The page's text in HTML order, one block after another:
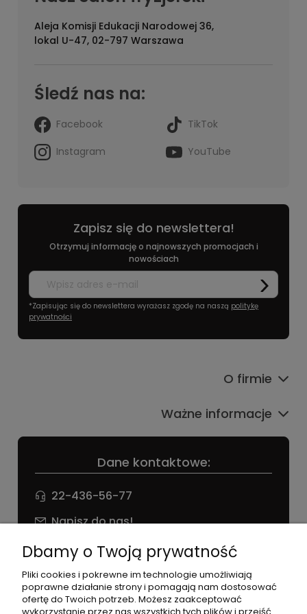
Aleja Komisji Edukacji Narodowej 36,
lokal U-47, 02-797 Warszawa
Śledź nas na:
Facebook
TikTok
Instagram
YouTube
Zapisz się do newslettera!
Otrzymuj informację o najnowszych promocjach i
nowościach
*Zapisując się do newslettera wyrażasz zgodę na naszą politykę
prywatności
Dane kontaktowe:
22-436-56-77
Napisz do nas!
NIP: 826 186 42 29
O firmie
Ważne informacje
Dbamy o Twoją prywatność
Pliki cookies i pokrewne im technologie umożliwiają
poprawne działanie strony i pomagają nam dostosować
ofertę do Twoich potrzeb. Możesz zaakceptować